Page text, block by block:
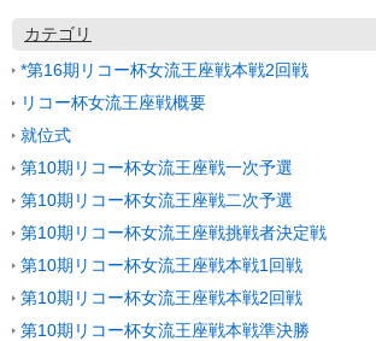
カテゴリ
*第16期リコー杯女流王座戦本戦2回戦
リコー杯女流王座戦概要
就位式
第10期リコー杯女流王座戦一次予選
第10期リコー杯女流王座戦二次予選
第10期リコー杯女流王座戦挑戦者決定戦
第10期リコー杯女流王座戦本戦1回戦
第10期リコー杯女流王座戦本戦2回戦
第10期リコー杯女流王座戦本戦準決勝